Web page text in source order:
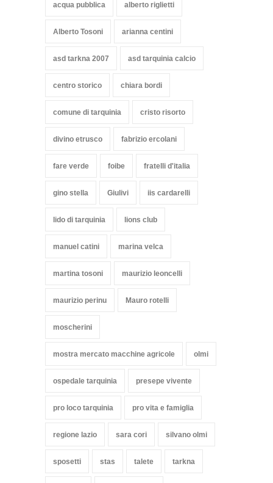
acqua pubblica alberto riglietti
Alberto Tosoni arianna centini
asd tarkna 2007 asd tarquinia calcio
centro storico chiara bordi
comune di tarquinia cristo risorto
divino etrusco fabrizio ercolani
fare verde foibe fratelli d'italia
gino stella Giulivi iis cardarelli
lido di tarquinia lions club
manuel catini marina velca
martina tosoni maurizio leoncelli
maurizio perinu Mauro rotelli
moscherini
mostra mercato macchine agricole olmi
ospedale tarquinia presepe vivente
pro loco tarquinia pro vita e famiglia
regione lazio sara cori silvano olmi
sposetti stas talete tarkna